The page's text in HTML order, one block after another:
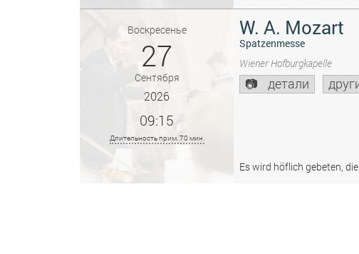
Воскресенье
27
Сентября
2026
09:15
Длительность прим. 70 мин.
W. A. Mozart
Spatzenmesse
Wiener Hofburgkapelle
детали
Es wird höflich gebeten,